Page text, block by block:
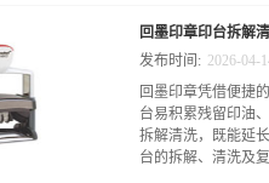
进口与普通光敏印
件采用优质进口感
存印油，还能在曝
多采用国产基础感
期使用后容易出现
贴合人体工学，按
对逊色。二、使用
回墨印章印台拆解
回墨印章凭借便捷
台易积累残留印油
拆解清洗，既能延
台的拆解、清洗及
发布时间: 2026-04-